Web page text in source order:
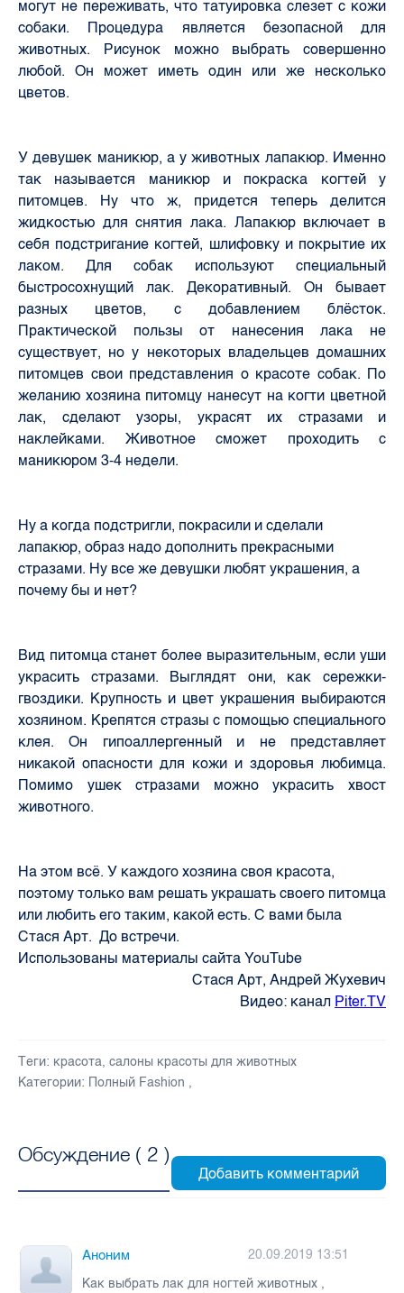
могут не переживать, что татуировка слезет с кожи
собаки. Процедура является безопасной для
животных. Рисунок можно выбрать совершенно
любой. Он может иметь один или же несколько
цветов.
У девушек маникюр, а у животных лапакюр. Именно
так называется маникюр и покраска когтей у
питомцев. Ну что ж, придется теперь делится
жидкостью для снятия лака. Лапакюр включает в
себя подстригание когтей, шлифовку и покрытие их
лаком. Для собак используют специальный
быстросохнущий лак. Декоративный. Он бывает
разных цветов, с добавлением блёсток.
Практической пользы от нанесения лака не
существует, но у некоторых владельцев домашних
питомцев свои представления о красоте собак. По
желанию хозяина питомцу нанесут на когти цветной
лак, сделают узоры, украсят их стразами и
наклейками. Животное сможет проходить с
маникюром 3-4 недели.
Ну а когда подстригли, покрасили и сделали
лапакюр, образ надо дополнить прекрасными
стразами. Ну все же девушки любят украшения, а
почему бы и нет?
Вид питомца станет более выразительным, если уши
украсить стразами. Выглядят они, как сережки-
гвоздики. Крупность и цвет украшения выбираются
хозяином. Крепятся стразы с помощью специального
клея. Он гипоаллергенный и не представляет
никакой опасности для кожи и здоровья любимца.
Помимо ушек стразами можно украсить хвост
животного.
На этом всё. У каждого хозяина своя красота,
поэтому только вам решать украшать своего питомца
или любить его таким, какой есть. С вами была
Стася Арт. До встречи.
Использованы материалы сайта YouTube
Стася Арт, Андрей Жухевич
Видео: канал Piter.TV
Теги: красота, салоны красоты для животных
Категории: Полный Fashion ,
Обсуждение ( 2 )
Аноним
20.09.2019 13:51
Как выбрать лак для ногтей животных ,